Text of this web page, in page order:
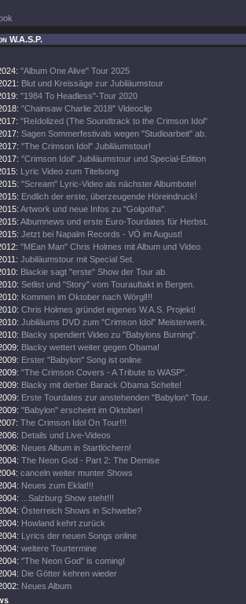
W.A.S.P.
"Album One Alive" Tour 2025
Blut und Kreissäge zur Jubiläumstour
"1984 To Headless"-Tour 2020
"Chainsaw Charlie 2018" Videoclip
"ReIdolized (The Soundtrack to the Crimson Idol"
Sagen Sommerfestivals wegen "Studioarbeit" ab.
"The Crimson Idol" Jubiläumstour!
"Crimson Idol" Jubiläumstour und Special-Edition
Lyric Video zum Titelsong
"Scream" Lyric-Video als nächster Albumbote!
Endlich der erste, überzeugende Höreindruck!
Artwork und neue Infos zu "Golgotha".
Albumnews und erste Euro-Tourdates für Herbst.
Jetzt bei Napalm Records - VÖ im August!
"MEan Man" Chris Holmes mit Album und Video.
Jubiläumstour mit Special Set.
Blackie sagt "erste" Show der Tour ab.
Setlist und "Story" vom Tourauftakt in Bergen.
Kommen im Oktober nach Wörgl!!!
Chris Holmes gründet eigenes W.A.S. Projekt!
Jubiläums DVD zum "Crimson Idol" Meisterwerk.
Blacky spendiert Video zu "Babylons Burning".
Blacky wettert weiter gegen Obama!
Erster "Babylon" Song ist online
"The Crimson Covers - A Tribute to WASP".
Blacky mit derber Barack Obama Schelte!
Erste Tourdates zur anstehenden "Babylon" Tour.
"Babylon" erscheint im Oktober!
The Crimson Idol On Tour!!!
Details und Live-Videos
Neues Album in Startlöchern!
The Neon God - Part 2: The Demise
canceln weiter munter Shows
Neues zum Eklat!!!
...Salzburg Show steht!!!
Österreich Shows in Schwebe?
Howland kehrt zurück
Lyrics der neuen Songs online
weitere Tourtermine
"The Neon God" is coming!
Die Götter kehren wieder
Neues Album